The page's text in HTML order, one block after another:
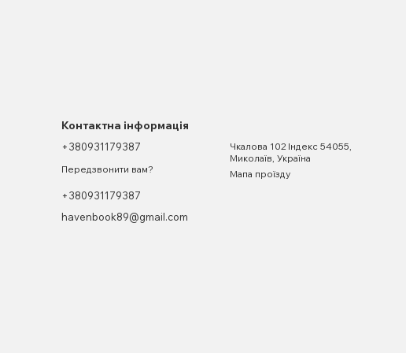
Контактна інформація
+380931179387
Передзвонити вам?
+380931179387
havenbook89@gmail.com
Чкалова 102 Індекс 54055,
Миколаїв, Україна
Мапа проїзду